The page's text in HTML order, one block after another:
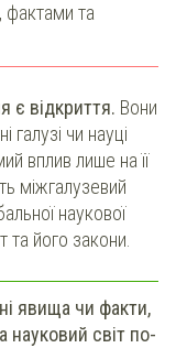
фактами та
є відкриття. Вони
галузі чи науці
вплив лише на її
міжгалузевий
наукової
та його закони.
явища чи факти,
світ по-